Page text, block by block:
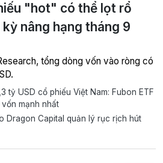
"hot" có thể lọt rổ
kỳ nâng hạng tháng 9
tổng dòng vốn vào ròng có
tỷ USD cổ phiếu Việt Nam: Fubon ETF
mạnh nhất
Dragon Capital quản lý rục rịch hút